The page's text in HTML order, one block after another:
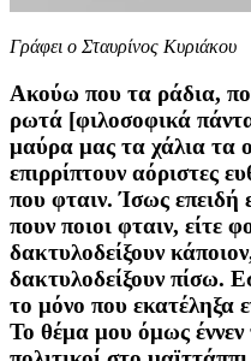
Γράφει ο Σταυρίνος Κυριάκου
Ακούω που τα ράδια,
ρωτά [φιλοσοφικά
μαύρα μας τα χάλια τα
επιρρίπτουν αόριστες
που φταιν. Ίσως επειδή
πουν ποιοι φταιν, είτε
δακτυλοδείξουν
δακτυλοδείξουν πίσω.
το μόνο που εκατέληξα
Το θέμα μου όμως έννεν